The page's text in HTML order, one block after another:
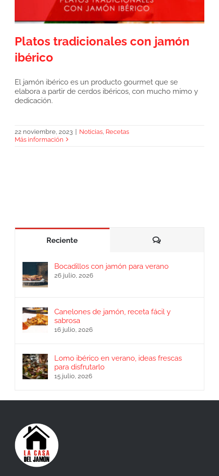
Platos tradicionales con jamón ibérico
Platos tradicionales con jamón
ibérico
El jamón ibérico es un producto gourmet que se
elabora a partir de cerdos ibéricos, con mucho mimo y
dedicación.
22 noviembre, 2023 Noticias Recetas
Más información
Reciente Comentarios
Bocadillos con jamón para verano
26 julio, 2026
Canelones de jamón, receta fácil y
sabrosa
16 julio, 2026
Lomo ibérico en verano, ideas frescas
para disfrutarlo
15 julio, 2026